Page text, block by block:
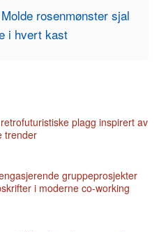
rosenmønster sjal
i hvert kast
plagg inspirert av
trender
gruppeprosjekter
i moderne co-working